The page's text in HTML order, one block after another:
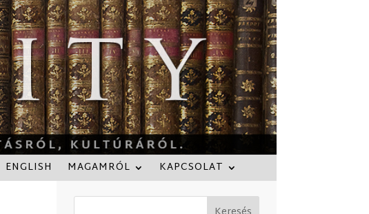
ENGLISH MAGAMRÓL KAPCSOLAT